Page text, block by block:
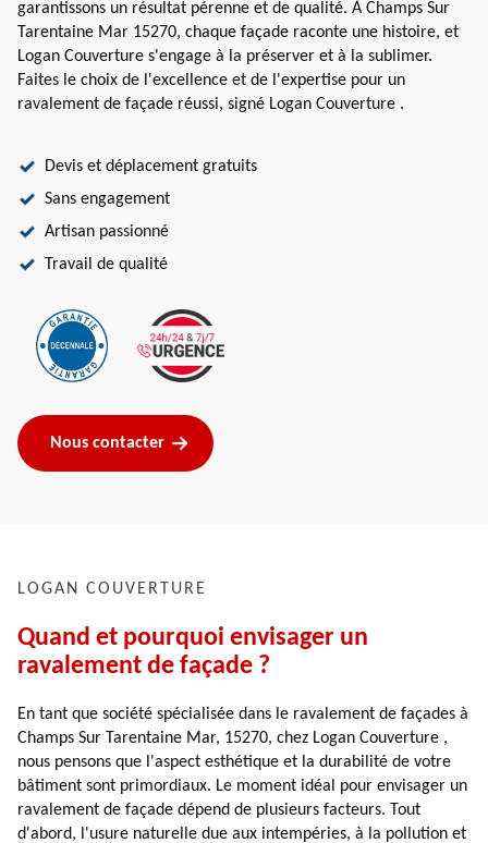
garantissons un résultat pérenne et de qualité. À Champs Sur
Tarentaine Mar 15270, chaque façade raconte une histoire, et
Logan Couverture s'engage à la préserver et à la sublimer.
Faites le choix de l'excellence et de l'expertise pour un
ravalement de façade réussi, signé Logan Couverture .
Devis et déplacement gratuits
Sans engagement
Artisan passionné
Travail de qualité
Nous contacter
LOGAN COUVERTURE
Quand et pourquoi envisager un
ravalement de façade ?
En tant que société spécialisée dans le ravalement de façades à
Champs Sur Tarentaine Mar, 15270, chez Logan Couverture ,
nous pensons que l'aspect esthétique et la durabilité de votre
bâtiment sont primordiaux. Le moment idéal pour envisager un
ravalement de façade dépend de plusieurs facteurs. Tout
d'abord, l'usure naturelle due aux intempéries, à la pollution et